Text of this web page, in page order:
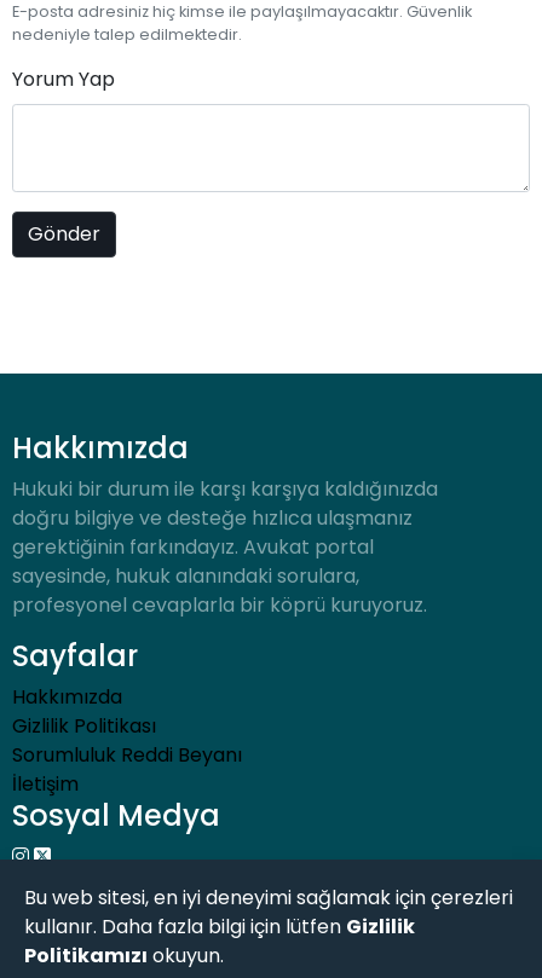
E-posta adresiniz hiç kimse ile paylaşılmayacaktır. Güvenlik
nedeniyle talep edilmektedir.
Yorum Yap
Hakkımızda
Hukuki bir durum ile karşı karşıya kaldığınızda
doğru bilgiye ve desteğe hızlıca ulaşmanız
gerektiğinin farkındayız. Avukat portal
sayesinde, hukuk alanındaki sorulara,
profesyonel cevaplarla bir köprü kuruyoruz.
Sayfalar
Hakkımızda
Gizlilik Politikası
Sorumluluk Reddi Beyanı
İletişim
Sosyal Medya
Bu web sitesi, en iyi deneyimi sağlamak için çerezleri
kullanır. Daha fazla bilgi için lütfen Gizlilik
Politikamızı okuyun.